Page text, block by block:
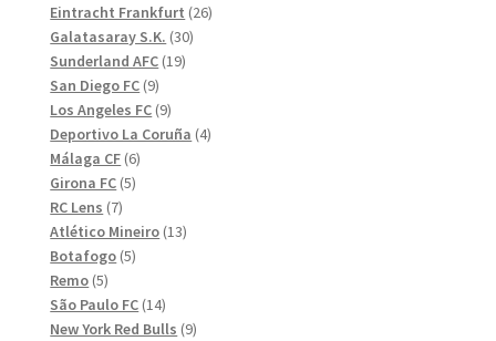
produkter
Eintracht Frankfurt 2626
Galatasaray S.K. 3030
Sunderland AFC 1919
San Diego FC 99
produkter
Los Angeles FC 99
produkter
Deportivo La Coruña 44
Málaga CF 66
Girona FC 55
RC Lens 77
produkter
Atlético Mineiro 1313
Botafogo 55
Remo 55
produkter
São Paulo FC 1414
produkter
New York Red Bulls 99